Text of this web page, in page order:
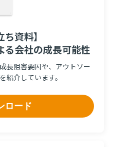
ち資料】
る会社の成長可能性
長阻害要因や、アウトソー
紹介しています。
ロード